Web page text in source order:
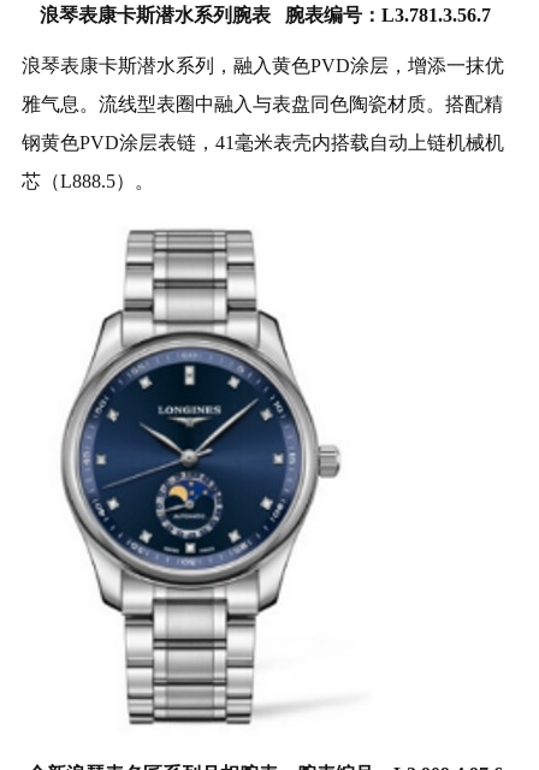
浪琴表康卡斯潜水系列腕表 腕表编号：L3.781.3.56.7
浪琴表康卡斯潜水系列，融入黄色PVD涂层，增添一抹优
雅气息。流线型表圈中融入与表盘同色陶瓷材质。搭配精
钢黄色PVD涂层表链，41毫米表壳内搭载自动上链机械机
芯（L888.5）。